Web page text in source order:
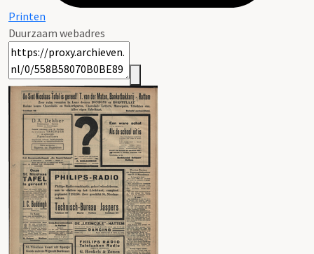
Printen
Duurzaam webadres